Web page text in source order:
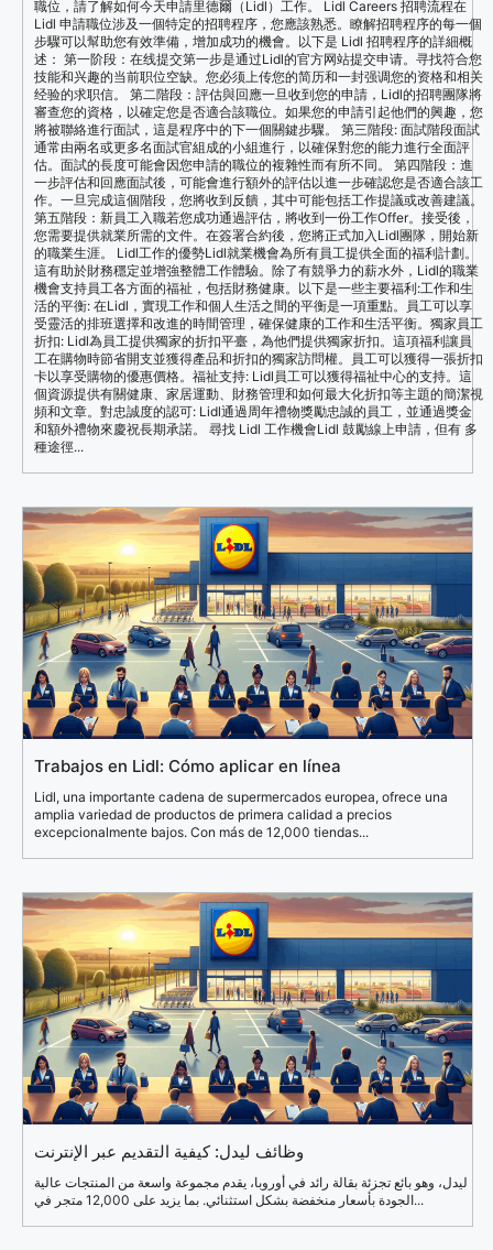
職位，請了解如何今天申請里德爾（Lidl）工作。 Lidl Careers 招聘流程在
Lidl 申請職位涉及一個特定的招聘程序，您應該熟悉。瞭解招聘程序的每一個
步驟可以幫助您有效準備，增加成功的機會。以下是 Lidl 招聘程序的詳細概
述： 第一阶段：在线提交第一步是通过Lidl的官方网站提交申请。寻找符合您
技能和兴趣的当前职位空缺。您必须上传您的简历和一封强调您的资格和相关
经验的求职信。 第二階段：評估與回應一旦收到您的申請，Lidl的招聘團隊將
審查您的資格，以確定您是否適合該職位。如果您的申請引起他們的興趣，您
將被聯絡進行面試，這是程序中的下一個關鍵步驟。 第三階段: 面試階段面試
通常由兩名或更多名面試官組成的小組進行，以確保對您的能力進行全面評
估。面試的長度可能會因您申請的職位的複雜性而有所不同。 第四階段：進
一步評估和回應面試後，可能會進行額外的評估以進一步確認您是否適合該工
作。一旦完成這個階段，您將收到反饋，其中可能包括工作提議或改善建議。
第五階段：新員工入職若您成功通過評估，將收到一份工作Offer。接受後，
您需要提供就業所需的文件。在簽署合約後，您將正式加入Lidl團隊，開始新
的職業生涯。 Lidl工作的優勢Lidl就業機會為所有員工提供全面的福利計劃。
這有助於財務穩定並增強整體工作體驗。除了有競爭力的薪水外，Lidl的職業
機會支持員工各方面的福祉，包括財務健康。以下是一些主要福利:工作和生
活的平衡: 在Lidl，實現工作和個人生活之間的平衡是一項重點。員工可以享
受靈活的排班選擇和改進的時間管理，確保健康的工作和生活平衡。獨家員工
折扣: Lidl為員工提供獨家的折扣平臺，為他們提供獨家折扣。這項福利讓員
工在購物時節省開支並獲得產品和折扣的獨家訪問權。員工可以獲得一張折扣
卡以享受購物的優惠價格。福祉支持: Lidl員工可以獲得福祉中心的支持。這
個資源提供有關健康、家居運動、財務管理和如何最大化折扣等主題的簡潔視
頻和文章。對忠誠度的認可: Lidl通過周年禮物獎勵忠誠的員工，並通過獎金
和額外禮物來慶祝長期承諾。 尋找 Lidl 工作機會Lidl 鼓勵線上申請，但有 多
種途徑...
Trabajos en Lidl: Cómo aplicar en línea
Lidl, una importante cadena de supermercados europea, ofrece una
amplia variedad de productos de primera calidad a precios
excepcionalmente bajos. Con más de 12,000 tiendas...
وظائف ليدل: كيفية التقديم عبر الإنترنت
ليدل، وهو بائع تجزئة بقالة رائد في أوروبا، يقدم مجموعة واسعة من المنتجات عالية
الجودة بأسعار منخفضة بشكل استثنائي. بما يزيد على 12,000 متجر في...